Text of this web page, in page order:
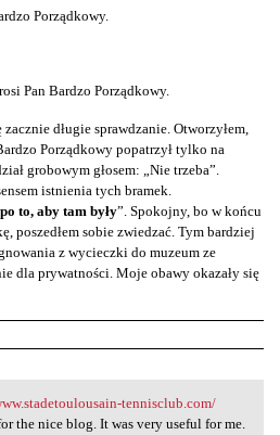
Porządkowy.
Pan Bardzo Porządkowy.
długie sprawdzanie. Otworzyłem,
Porządkowy popatrzył tylko na
grobowym głosem: „Nie trzeba”.
istnienia tych bramek.
to, aby tam były”. Spokojny, bo w końcu
poszedłem sobie zwiedzać. Tym bardziej
z wycieczki do muzeum ze
dla prywatności. Moje obawy okazały się
tennisclub.com/
the nice blog. It was very useful for me.